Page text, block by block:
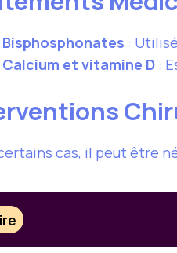
Bisphosphonates :
Calcium et vitamine D :
cas, il peut être